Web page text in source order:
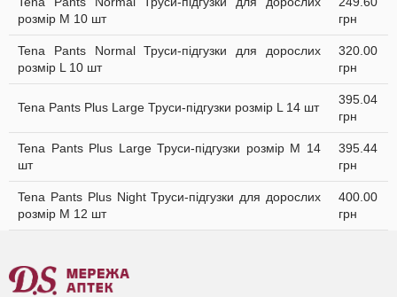
розмір M 10 шт
грн
Tena Pants Normal Труси-підгузки для дорослих
розмір L 10 шт
320.00
грн
Tena Pants Plus Large Труси-підгузки розмір L 14 шт
395.04
грн
Tena Pants Plus Large Труси-підгузки розмір M 14
шт
395.44
грн
Tena Pants Plus Night Труси-підгузки для дорослих
розмір M 12 шт
400.00
грн